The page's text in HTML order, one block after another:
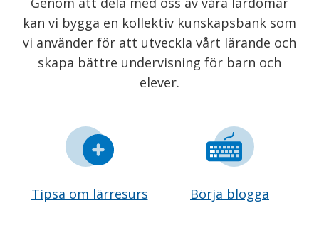
kan vi bygga en kollektiv kunskapsbank som
vi använder för att utveckla vårt lärande och
skapa bättre undervisning för barn och
elever.
Tipsa om lärresurs Börja blogga